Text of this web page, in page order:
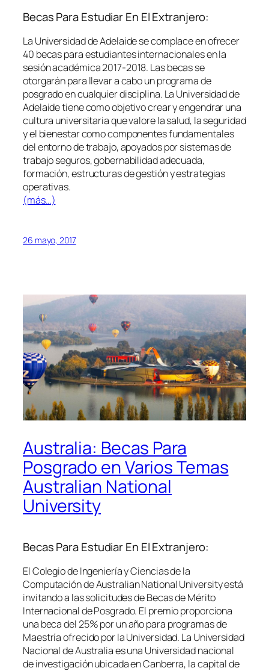
Becas Para Estudiar En El Extranjero:
La Universidad de Adelaide se complace en ofrecer
40 becas para estudiantes internacionales en la
sesión académica 2017-2018. Las becas se
otorgarán para llevar a cabo un programa de
posgrado en cualquier disciplina. La Universidad de
Adelaide tiene como objetivo crear y engendrar una
cultura universitaria que valore la salud, la seguridad
y el bienestar como componentes fundamentales
del entorno de trabajo, apoyados por sistemas de
trabajo seguros, gobernabilidad adecuada,
formación, estructuras de gestión y estrategias
operativas.
(más…)
26 mayo, 2017
Australia: Becas Para
Posgrado en Varios Temas
Australian National
University
Becas Para Estudiar En El Extranjero:
El Colegio de Ingeniería y Ciencias de la
Computación de Australian National University está
invitando a las solicitudes de Becas de Mérito
Internacional de Posgrado. El premio proporciona
una beca del 25% por un año para programas de
Maestría ofrecido por la Universidad. La Universidad
Nacional de Australia es una Universidad nacional
de investigación ubicada en Canberra, la capital de